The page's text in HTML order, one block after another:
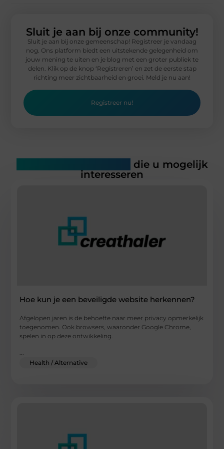
Sluit je aan bij onze community!
Sluit je aan bij onze gemeenschap! Registreer je vandaag
nog. Ons platform biedt een uitstekende gelegenheid om
jouw mening te uiten en je blog met een groter publiek te
delen. Klik op de knop ‘Registreren’ en zet de eerste stap
richting meer zichtbaarheid en groei. Meld je nu aan!
Registreer nu!
die u mogelijk
interesseren
Hoe kun je een beveiligde website herkennen?
Afgelopen jaren is de behoefte naar meer privacy opmerkelijk
toegenomen. Ook browsers, waaronder Google Chrome,
spelen in op deze ontwikkeling.
Health / Alternative